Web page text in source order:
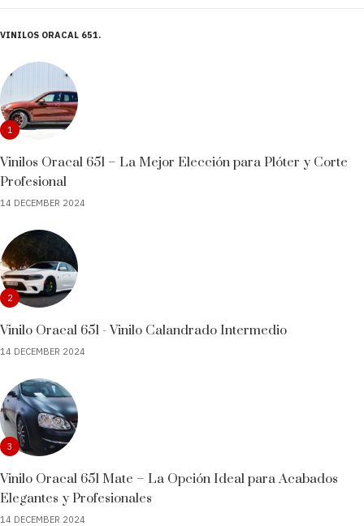
VINILOS ORACAL 651
1
Vinilos Oracal 651 – La Mejor Elección para Plóter y Corte
Profesional
14 DECEMBER 2024
2
Vinilo Oracal 651 - Vinilo Calandrado Intermedio
14 DECEMBER 2024
3
Vinilo Oracal 651 Mate – La Opción Ideal para Acabados
Elegantes y Profesionales
14 DECEMBER 2024